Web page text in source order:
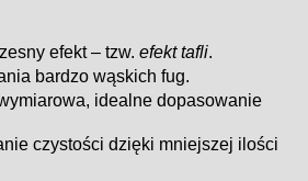
efekt – tzw.efekt tafli.
bardzo wąskich fug.
idealne dopasowanie
czystości dzięki mniejszej ilości